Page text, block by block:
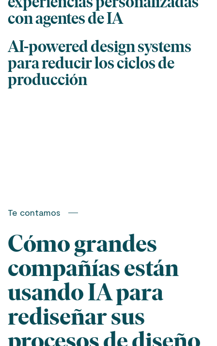
con agentes de IA
AI-powered design systems
para reducir los ciclos de
producción
Te contamos
Cómo grandes
compañías están
usando IA para
rediseñar sus